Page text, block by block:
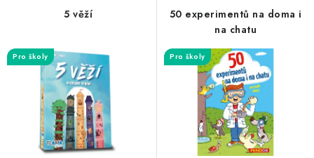
5 věží
Pro školy
50 experimentů na doma i
na chatu
Pro školy